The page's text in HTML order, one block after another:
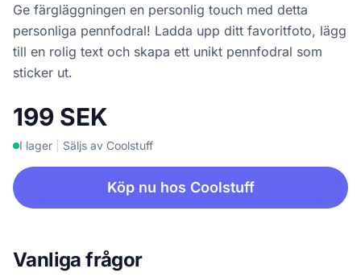
Ge färgläggningen en personlig touch med detta
personliga pennfodral! Ladda upp ditt favoritfoto, lägg
till en rolig text och skapa ett unikt pennfodral som
sticker ut.
199 SEK
I lager Säljs av Coolstuff
Köp nu hos Coolstuff
Vanliga frågor